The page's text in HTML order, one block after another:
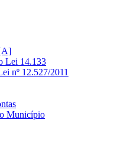
Lei 14.133
nº 12.527/2011
Município